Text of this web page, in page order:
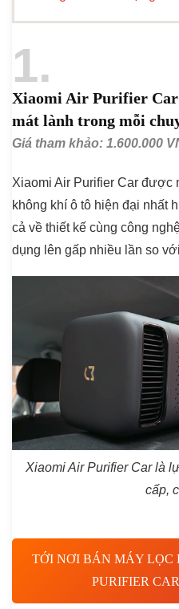
1
Xiaomi Air Purifier
mát lành trong mỗi
Giá tham khảo: 1.600.000
Xiaomi Air Purifier Car được
không khí ô tô hiện đại nhất
cả về thiết kế cùng công
dụng lên gấp nhiều lần so
Xiaomi Air Purifier Car là
cấp,
TỚI NƠI BÁN MÁY
PURIFIER